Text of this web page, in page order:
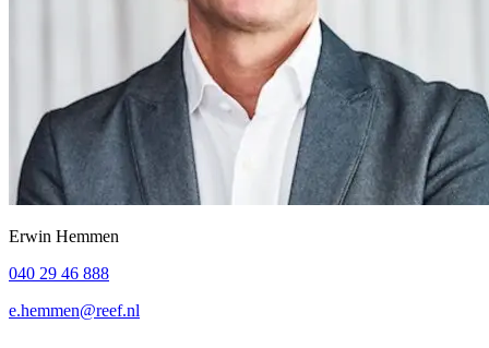
Erwin Hemmen
040 29 46 888
e.hemmen@reef.nl